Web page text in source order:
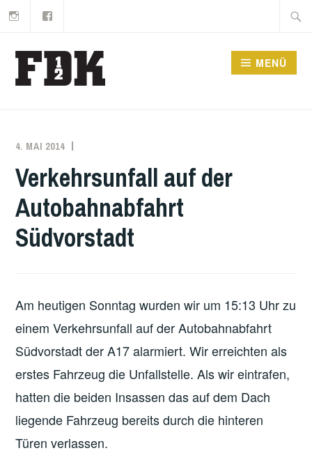
Zum
springen
Suche
MENÜ
4. MAI 2014
Verkehrsunfall auf der
Autobahnabfahrt
Südvorstadt
Am heutigen Sonntag wurden wir um 15:13 Uhr zu
einem Verkehrsunfall auf der Autobahnabfahrt
Südvorstadt der A17 alarmiert. Wir erreichten als
erstes Fahrzeug die Unfallstelle. Als wir eintrafen,
hatten die beiden Insassen das auf dem Dach
liegende Fahrzeug bereits durch die hinteren
Türen verlassen.